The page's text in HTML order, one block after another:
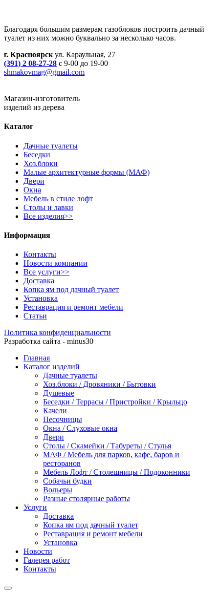
Благодаря большим размерам газоблоков построить дачный
туалет из них можно буквально за несколько часов.
г. Красноярск ул. Караульная, 27
(391) 2 08-27-28 с 9-00 до 19-00
shmakovmag@gmail.com
Магазин-изготовитель
изделий из дерева
Каталог
Дачные туалеты
Беседки
Хоз.блоки
Малые архитектурные формы (МАФ)
Двери
Окна
Мебель в стиле лофт
Столы и лавки
Все изделия>>
Информация
Контакты
Новости компании
Все услуги>>
Доставка
Копка ям под дачный туалет
Установка
Реставрация и ремонт мебели
Статьи
Политика конфиденциальности
Разработка сайта - minus30
Главная
Каталог изделий
Дачные туалеты
Хоз.блоки / Дровяники / Бытовки
Душевые
Беседки / Террасы / Пристройки / Крыльцо
Качели
Песочницы
Окна / Слуховые окна
Двери
Столы / Скамейки / Табуреты / Стулья
МАФ / Мебель для парков, кафе, баров и
ресторанов
Мебель Лофт / Столешницы / Подоконники
Собачьи будки
Вольеры
Разные столярные работы
Услуги
Доставка
Копка ям под дачный туалет
Реставрация и ремонт мебели
Установка
Новости
Галерея работ
Контакты